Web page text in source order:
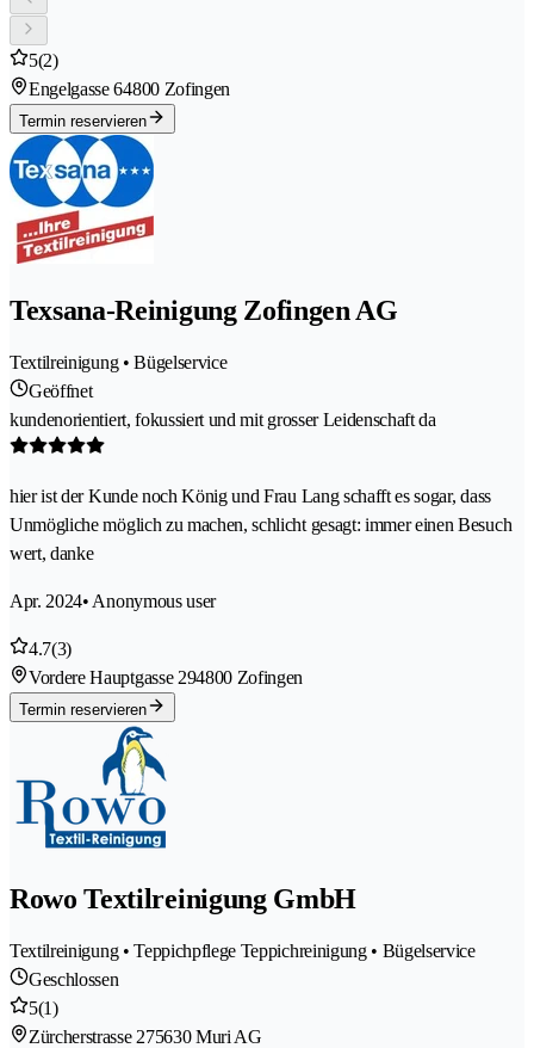
5(2)
Engelgasse 64800 Zofingen
Termin reservieren
Texsana-Reinigung Zofingen AG
Textilreinigung • Bügelservice
Geöffnet
kundenorientiert, fokussiert und mit grosser Leidenschaft da
hier ist der Kunde noch König und Frau Lang schafft es sogar, dass
Unmögliche möglich zu machen, schlicht gesagt: immer einen Besuch
wert, danke
Apr. 2024• Anonymous user
4.7(3)
Vordere Hauptgasse 294800 Zofingen
Termin reservieren
Rowo Textilreinigung GmbH
Textilreinigung • Teppichpflege Teppichreinigung • Bügelservice
Geschlossen
5(1)
Zürcherstrasse 275630 Muri AG